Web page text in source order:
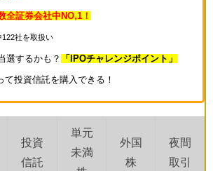
全証券会社中NO,1！
社を取扱い
選するかも？ 「IPOチャレンジポイント」
て投資信託を購入できる！
投資
信託
単元
未満
外国
株
夜間
取引